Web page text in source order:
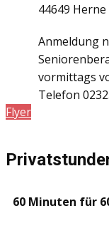
44649 Herne
Anmeldung
vormittags
Telefon
Flyer
60 Minuten für